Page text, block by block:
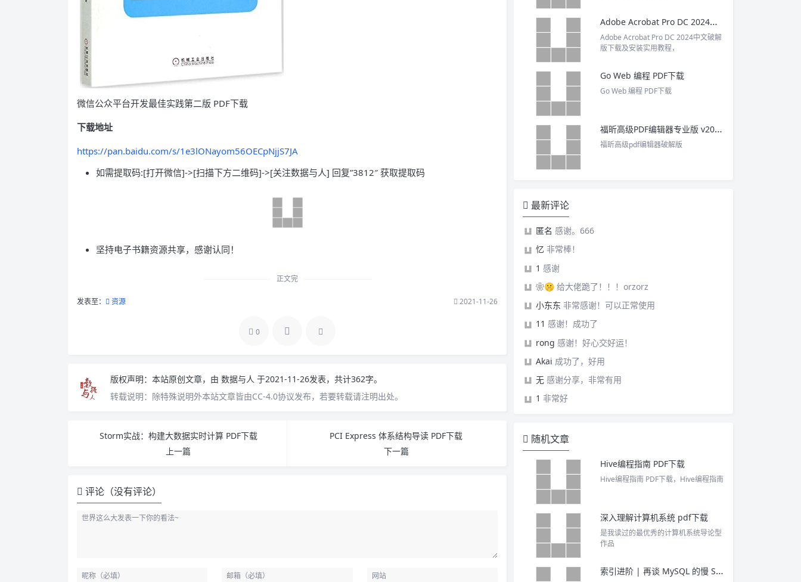
微信公众平台开发最佳实践第二版 PDF下载
下载地址
https://pan.baidu.com/s/1e3lONayom56OECpNjjS7JA
如需提取码:[打开微信]->[扫描下方二维码]->[关注数据与人] 回复”3812″ 获取提取码
坚持电子书籍资源共享，感谢认同！
正文完
发表至： 资源 2021-11-26
0
版权声明： 本站原创文章，由 数据与人 于2021-11-26发表，共计362字。
转载说明： 除特殊说明外本站文章皆由CC-4.0协议发布，若要转载请注明出处。
Storm实战：构建大数据实时计算 PDF下载
上一篇
PCI Express 体系结构导读 PDF下载
下一篇
评论（没有评论）
Adobe Acrobat Pro DC 2024中文破解版下载及安装实用教程
Adobe Acrobat Pro DC 2024中文破解
版下载及安装实用教程，
Go Web 编程 PDF下载
Go Web 编程 PDF下载
福昕高级PDF编辑器专业版 v2025 中文激活版
福昕高级pdf编辑器破解版
最新评论
匿名 感谢。666
忆 非常棒！
1 感谢
❀🤫 给大佬跪了！！！orzorz
小东东 非常感谢！可以正常使用
11 感谢！成功了
rong 感谢！好心交好运！
Akai 成功了，好用
无 感谢分享，非常有用
1 非常好
随机文章
Hive编程指南 PDF下载
Hive编程指南 PDF下载，Hive编程指南
深入理解计算机系统 pdf下载
是我读过的最优秀的计算机系统导论型
作品
索引进阶 | 再谈 MySQL 的慢 SQL 优化